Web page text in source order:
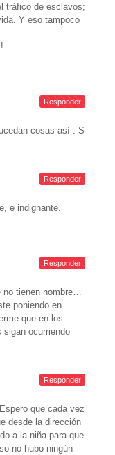
tráfico de esclavos;
Y eso tampoco
cosas así :-S
Responder
e indignante.
Responder
no tienen nombre…
poniendo en
que en los
ocurriendo
Responder
que cada vez
desde la dirección
a la niña para que
no hubo ningún
Responder